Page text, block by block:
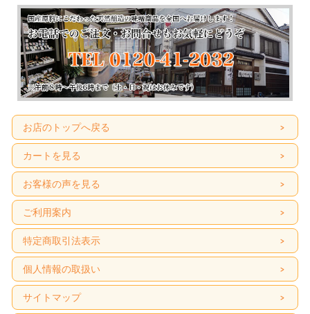
お店のトップへ戻る
カートを見る
お客様の声を見る
ご利用案内
特定商取引法表示
個人情報の取扱い
サイトマップ